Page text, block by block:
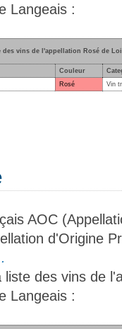
Langeais :
des vins de l'appellation Rosé de
Couleur
Rosé Vin
AOC
d'Origine
des vins de
Langeais :